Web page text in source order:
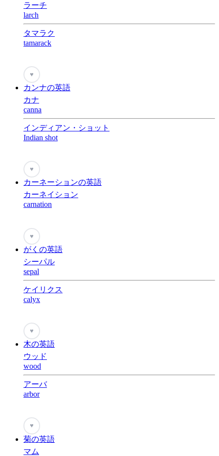
ラーチ
larch
タマラク
tamarack
♥
カンナの英語
カナ
canna
インディアン・ショット
Indian shot
♥
カーネーションの英語
カーネイション
carnation
♥
がくの英語
シーパル
sepal
ケイリクス
calyx
♥
木の英語
ウッド
wood
アーバ
arbor
♥
菊の英語
マム